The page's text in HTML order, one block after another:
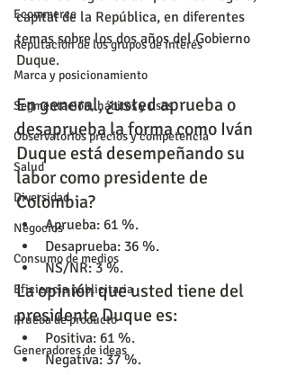
Ecommerce
Reputación de los grupos de interés
Marca y posicionamiento
Segmentación, hábitos y usos
Observatorios precios y competencia
Salud
Diversidad
Negocios
Consumo de medios
Eficiencia publicitaria
Prueba de producto
Generadores de ideas
capital de la República, en diferentes
temas sobre los dos años del Gobierno
Duque.
En general, ¿usted aprueba o
desaprueba la forma como Iván
Duque está desempeñando su
labor como presidente de
Colombia?
Aprueba: 61 %.
Desaprueba: 36 %.
NS/NR: 3 %.
La opinión que usted tiene del
presidente Duque es:
Positiva: 61 %.
Negativa: 37 %.